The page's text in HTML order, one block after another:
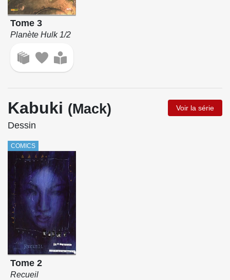
Tome 3
Planète Hulk 1/2
Kabuki (Mack) Voir la série
Dessin
COMICS
Tome 2
Recueil